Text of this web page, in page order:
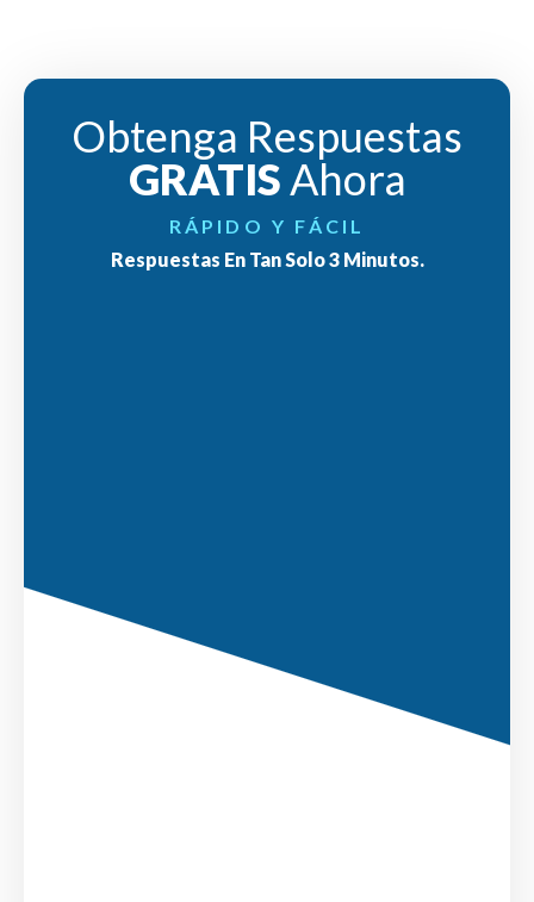
Obtenga Respuestas
GRATISAhora
RÁPIDO Y FÁCIL
Respuestas En Tan Solo 3 Minutos.